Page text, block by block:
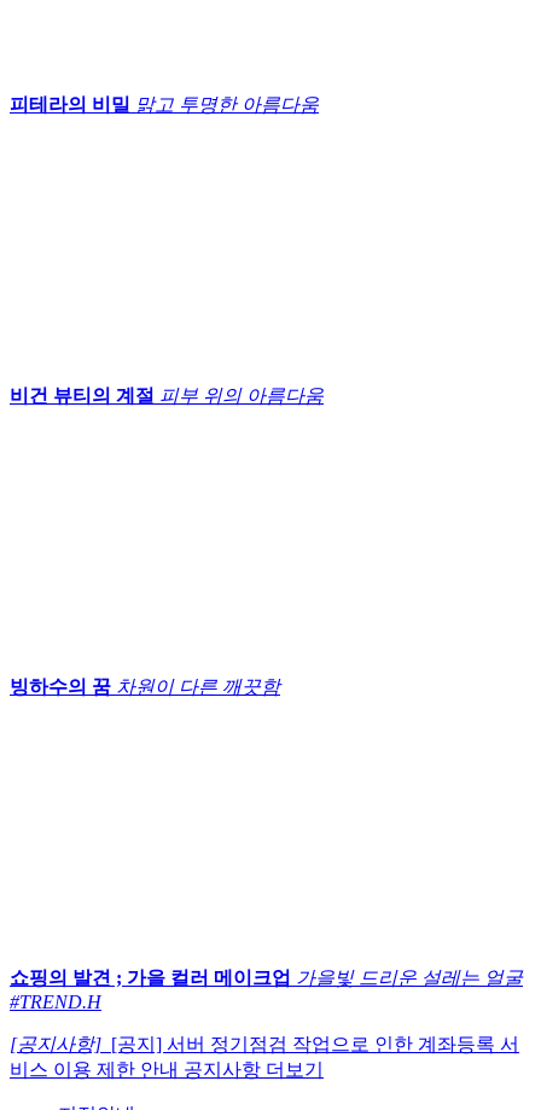
피테라의 비밀 맑고 투명한 아름다움
비건 뷰티의 계절 피부 위의 아름다움
빙하수의 꿈 차원이 다른 깨끗함
쇼핑의 발견 ; 가을 컬러 메이크업 가을빛 드리운 설레는 얼굴
#TREND.H
[공지사항] [공지] 서버 정기점검 작업으로 인한 계좌등록 서
비스 이용 제한 안내 공지사항 더보기